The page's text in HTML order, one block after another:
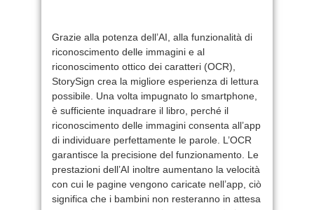
Grazie alla potenza dell’AI, alla funzionalità di
riconoscimento delle immagini e al
riconoscimento ottico dei caratteri (OCR),
StorySign crea la migliore esperienza di lettura
possibile. Una volta impugnato lo smartphone,
è sufficiente inquadrare il libro, perché il
riconoscimento delle immagini consenta all’app
di individuare perfettamente le parole. L’OCR
garantisce la precisione del funzionamento. Le
prestazioni dell’AI inoltre aumentano la velocità
con cui le pagine vengono caricate nell’app, ciò
significa che i bambini non resteranno in attesa